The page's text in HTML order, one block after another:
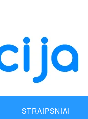
STRAIPSNIAI